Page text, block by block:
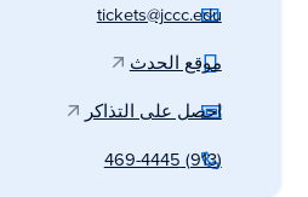
tickets@jccc.edu
موقع الحدث
احصل على التذاكر
(913) 469-4445